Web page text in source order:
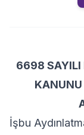
6698 SAYILI
İşbu